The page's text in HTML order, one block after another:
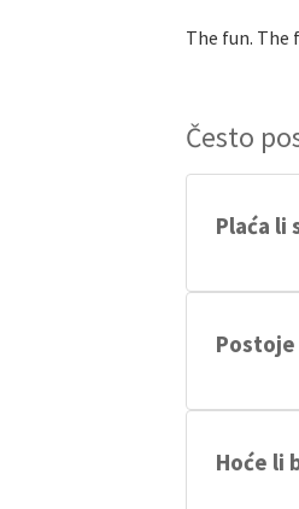
The fun. The
Često
Plaća li
Hoće li